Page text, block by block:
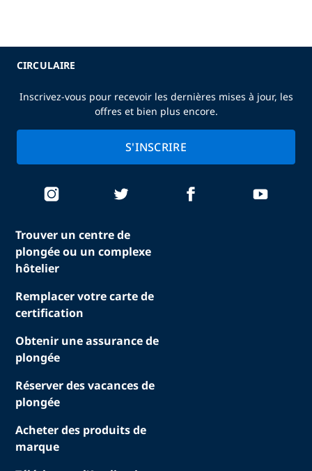
Trouver un centre de
plongée ou un complexe
hôtelier
Remplacer votre carte de
certification
Obtenir une assurance de
plongée
Réserver des vacances de
plongée
Acheter des produits de
marque
CIRCULAIRE
Inscrivez-vous pour recevoir les dernières mises à jour, les
offres et bien plus encore.
S'INSCRIRE